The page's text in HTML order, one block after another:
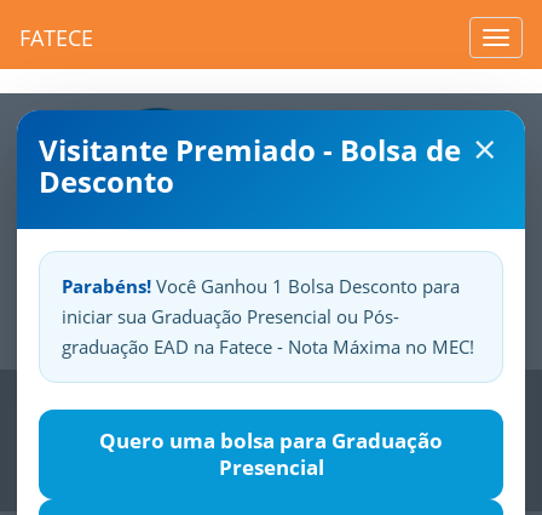
FATECE
×
Visitante Premiado - Bolsa de
Desconto
Parabéns! Você Ganhou 1 Bolsa Desconto para
iniciar sua Graduação Presencial ou Pós-
graduação EAD na Fatece - Nota Máxima no MEC!
Quero uma bolsa para Graduação
Presencial
SuaFatece.Seuorgulho.
Previous